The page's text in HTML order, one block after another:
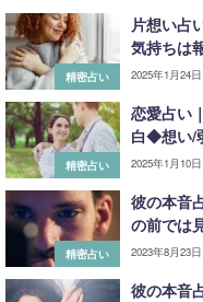
精密占い
片想い占
気持ちは
2025年1月24日
精密占い
恋愛占い
白◆想い/
2025年1月10日
精密占い
彼の本音
の前では
2023年8月23日
彼の本音